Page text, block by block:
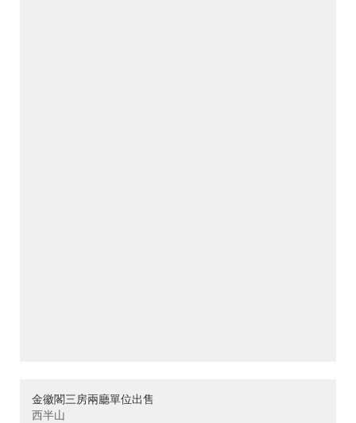
金徽閣三房兩廳單位出售
西半山